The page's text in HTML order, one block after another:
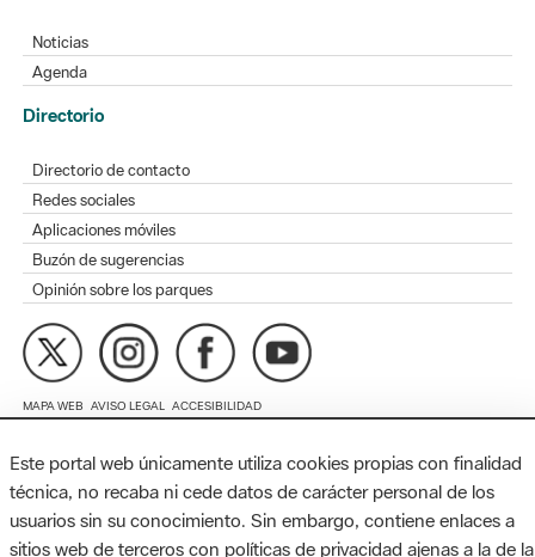
Directorio de contacto
Redes sociales
Buzón de sugerencias
Opinión sobre los parques
Diputación de Barcelona. Edifici Llacuna, 1a planta. Badajoz, 49.
08005 Barcelona. Tel. 934 022 428 / xarxaparcs@diba.cat
Este portal web únicamente utiliza cookies propias con finalidad
técnica, no recaba ni cede datos de carácter personal de los
usuarios sin su conocimiento. Sin embargo, contiene enlaces a
sitios web de terceros con políticas de privacidad ajenas a la de la